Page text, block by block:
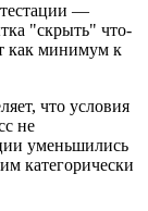
—
"скрыть" что-
как минимум к
что условия
не
уменьшились
категорически